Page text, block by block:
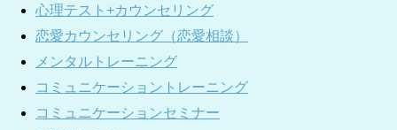
心理テスト+カウンセリング
恋愛カウンセリング（恋愛相談）
メンタルトレーニング
コミュニケーショントレーニング
コミュニケーションセミナー